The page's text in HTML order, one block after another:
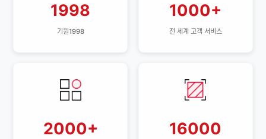
기원1998
1998
전 세계 고객 서비스
1000+
2000+ 16000